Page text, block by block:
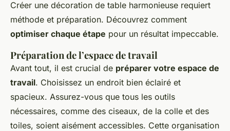
Créer une décoration de table harmonieuse requiert
méthode et préparation. Découvrez comment
optimiser chaque étape pour un résultat impeccable.
Préparation de l’espace de travail
Avant tout, il est crucial de préparer votre espace de
travail. Choisissez un endroit bien éclairé et
spacieux. Assurez-vous que tous les outils
nécessaires, comme des ciseaux, de la colle et des
toiles, soient aisément accessibles. Cette organisation